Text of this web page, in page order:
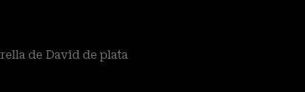
de David de plata